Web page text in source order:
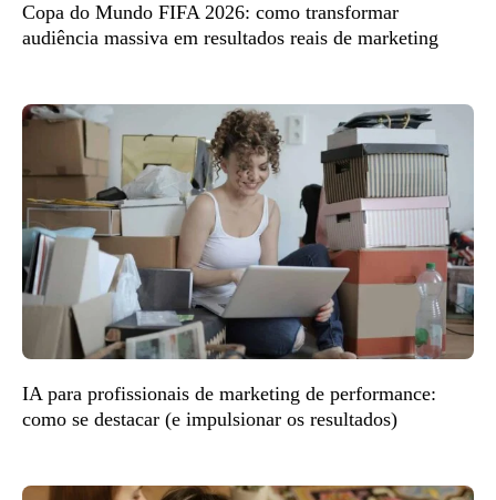
Copa do Mundo FIFA 2026: como transformar
audiência massiva em resultados reais de marketing
IA para profissionais de marketing de performance:
como se destacar (e impulsionar os resultados)